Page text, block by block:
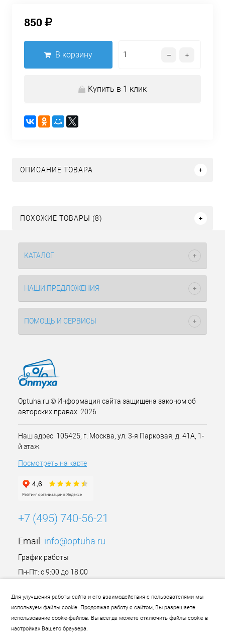
850
В корзину
Купить в 1 клик
ОПИСАНИЕ ТОВАРА
ПОХОЖИЕ ТОВАРЫ (8)
Для улучшения работы сайта и его взаимодействия с пользователями мы
используем файлы cookie. Продолжая работу с сайтом, Вы разрешаете
использование cookie-файлов. Вы всегда можете отключить файлы cookie в
настройках Вашего браузера.
КАТАЛОГ
НАШИ ПРЕДЛОЖЕНИЯ
ПОМОЩЬ И СЕРВИСЫ
Optuha.ru © Информация сайта защищена законом об
авторских правах. 2026
Наш адрес: 105425, г. Москва, ул. 3-я Парковая, д. 41А, 1-
й этаж
Посмотреть на карте
+7 (495) 740-56-21
Email: info@optuha.ru
График работы
Пн-Пт: с 9:00 до 18:00